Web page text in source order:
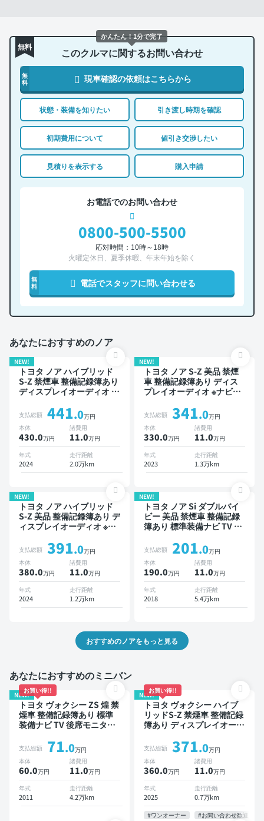
無料 このクルマに関するお問い合わせ
無
料
現車確認の依頼はこちらから
状態・装備を知りたい 引き渡し時期を確認
初期費用について 値引き交渉したい
見積りを表示する 購入申請
お電話でのお問い合わせ
0800-500-5500
応対時間：10時～18時
火曜定休日、夏季休暇、年末年始を除く
無
料
電話でスタッフに問い合わせる
あなたにおすすめのノア
NEW!
トヨタ ノア ハイブリッド
S-Z 禁煙車 整備記録簿あり
ディスプレイオーディオ ※
ニター ブラインドスポット
モニター デジタルインナー
ミラー オートクルーズ 3列
シート スマートキー ETC
バックモニター 全方位カメ
ラ ドライブレコーダー 衝
突軽減 両側電動スライドド
支払総額 441.0万円
本体
430.0万円
諸費用
11.0万円
年式
2024
走行距離
2.0万km
NEW!
トヨタ ノア S-Z 美品 禁煙
車 整備記録簿あり ディス
プレイオーディオ ※ナビキ
ポットモニター オートクル
ーズ 3列シート スマートキ
ー ETC バックモニター ド
ライブレコーダー 衝突軽減
両側電動スライドドア 7人
乗り
支払総額 341.0万円
本体
330.0万円
諸費用
11.0万円
年式
2023
走行距離
1.3万km
NEW!
トヨタ ノア ハイブリッド
S-Z 美品 整備記録簿あり デ
ィスプレイオーディオ ※ナ
ター オートクルーズ 3列シ
ート スマートキー ETC バ
ックモニター ドライブレコ
ーダー 衝突軽減 7人乗り
支払総額 391.0万円
本体
380.0万円
諸費用
11.0万円
年式
2024
走行距離
1.2万km
NEW!
トヨタ ノア Si ダブルバイ
ビー 美品 禁煙車 整備記録
簿あり 標準装備ナビ TV 後
ートキー ETC バックモニ
ター ドライブレコーダー
衝突軽減 両側電動スライド
ドア 8人乗り
支払総額 201.0万円
本体
190.0万円
諸費用
11.0万円
年式
2018
走行距離
5.4万km
おすすめのノアをもっと見る
あなたにおすすめのミニバン
NEW!
お買い得!!
トヨタ ヴォクシー ZS 煌 禁
煙車 整備記録簿あり 標準
装備ナビ TV 後席モニター
ター 両側電動スライドドア
8人乗り
支払総額 71.0万円
本体
60.0万円
諸費用
11.0万円
年式
2011
走行距離
4.2万km
NEW!
お買い得!!
トヨタ ヴォクシー ハイブ
リッドS-Z 禁煙車 整備記録
簿あり ディスプレイオーデ
インドスポットモニター デ
ジタルインナーミラー オー
トクルーズ 3列シート スマ
ートキー ETC 電動バック
ドア バックモニター 全方
位カメラ ドライブレコーダ
ー 衝突軽減 両側電動スラ
イドドア 7人乗り
支払総額 371.0万円
本体
360.0万円
諸費用
11.0万円
年式
2025
走行距離
0.7万km
#ワンオーナー #お問い合わせ歓迎
かんたん！1分で完了